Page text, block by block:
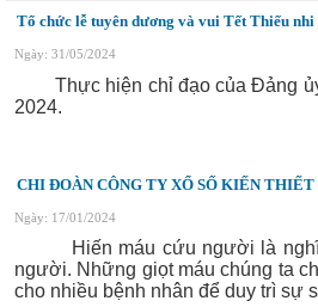
Tổ chức lễ tuyên dương và vui Tết Thiếu nhi
Ngày: 31/05/2024
Thực hiện chỉ đạo của Đảng
2024.
CHI ĐOÀN CÔNG TY XỔ SỐ KIẾN
Ngày: 17/01/2024
Hiến máu cứu người là nghĩa
người. Những giọt máu chúng ta
cho nhiều bệnh nhân để duy trì sự